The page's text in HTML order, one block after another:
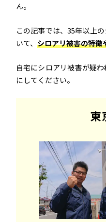
ん。
この記事では、35年以上
いて、 シロアリ被害の特徴
自宅にシロアリ被害が疑
にしてください。
東